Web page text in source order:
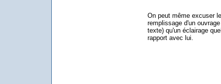
On peut même excuser
remplissage d'un
texte) qu'un éclairage
rapport avec lui.